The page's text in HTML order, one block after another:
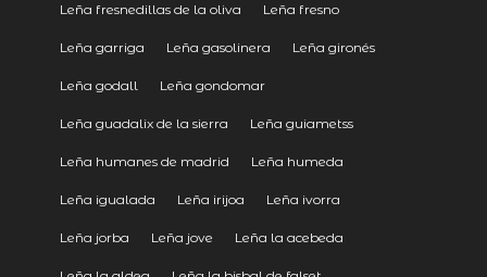
Leña fresnedillas de la oliva Leña fresno
Leña garriga Leña gasolinera Leña gironés
Leña godall Leña gondomar
Leña guadalix de la sierra Leña guiametss
Leña humanes de madrid Leña humeda
Leña igualada Leña irijoa Leña ivorra
Leña jorba Leña jove Leña la acebeda